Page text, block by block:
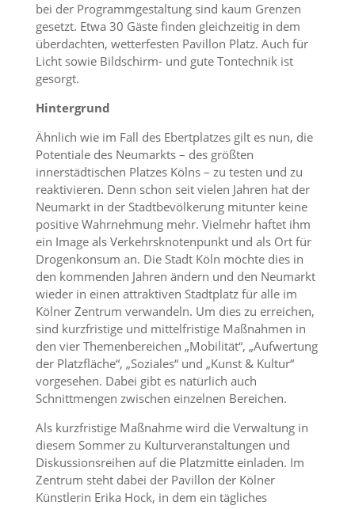
bei der Programmgestaltung sind kaum Grenzen
gesetzt. Etwa 30 Gäste finden gleichzeitig in dem
überdachten, wetterfesten Pavillon Platz. Auch für
Licht sowie Bildschirm- und gute Tontechnik ist
gesorgt.
Hintergrund
Ähnlich wie im Fall des Ebertplatzes gilt es nun, die
Potentiale des Neumarkts – des größten
innerstädtischen Platzes Kölns – zu testen und zu
reaktivieren. Denn schon seit vielen Jahren hat der
Neumarkt in der Stadtbevölkerung mitunter keine
positive Wahrnehmung mehr. Vielmehr haftet ihm
ein Image als Verkehrsknotenpunkt und als Ort für
Drogenkonsum an. Die Stadt Köln möchte dies in
den kommenden Jahren ändern und den Neumarkt
wieder in einen attraktiven Stadtplatz für alle im
Kölner Zentrum verwandeln. Um dies zu erreichen,
sind kurzfristige und mittelfristige Maßnahmen in
den vier Themenbereichen „Mobilität“, „Aufwertung
der Platzfläche“, „Soziales“ und „Kunst & Kultur“
vorgesehen. Dabei gibt es natürlich auch
Schnittmengen zwischen einzelnen Bereichen.
Als kurzfristige Maßnahme wird die Verwaltung in
diesem Sommer zu Kulturveranstaltungen und
Diskussionsreihen auf die Platzmitte einladen. Im
Zentrum steht dabei der Pavillon der Kölner
Künstlerin Erika Hock, in dem ein tägliches